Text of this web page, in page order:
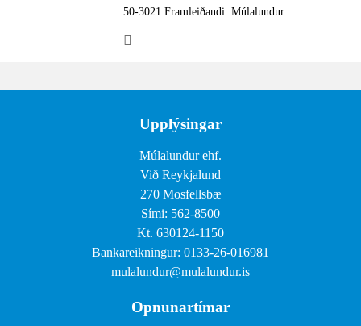
50-3021 Framleiðandi: Múlalundur
Upplýsingar
Múlalundur ehf.
Við Reykjalund
270 Mosfellsbæ
Sími: 562-8500
Kt. 630124-1150
Bankareikningur: 0133-26-016981
mulalundur@mulalundur.is
Opnunartímar